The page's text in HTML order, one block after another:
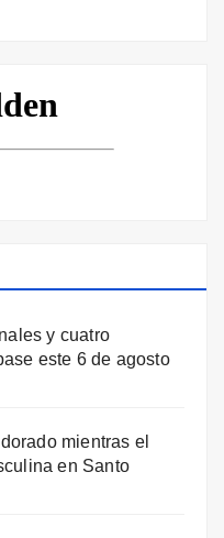
y cuatro
este 6 de agosto
mientras el
en Santo